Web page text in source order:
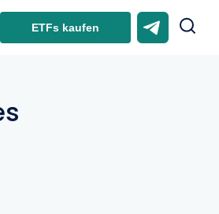
ETFs kaufen